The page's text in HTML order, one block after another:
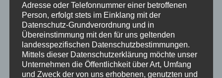
Adresse oder Telefonnummer einer betroffenen
Person, erfolgt stets im Einklang mit der
Datenschutz-Grundverordnung und in
Übereinstimmung mit den für uns geltenden
landesspezifischen Datenschutzbestimmungen.
Mittels dieser Datenschutzerklärung möchte unser
Unternehmen die Öffentlichkeit über Art, Umfang
und Zweck der von uns erhobenen, genutzten und